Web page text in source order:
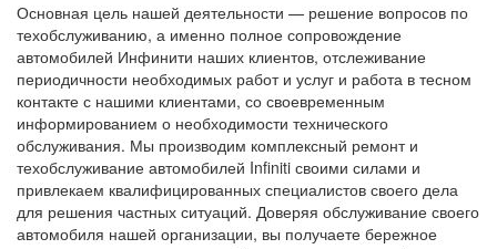
Основная цель нашей деятельности — решение вопросов по
техобслуживанию, а именно полное сопровождение
автомобилей Инфинити наших клиентов, отслеживание
периодичности необходимых работ и услуг и работа в тесном
контакте с нашими клиентами, со своевременным
информированием о необходимости технического
обслуживания. Мы производим комплексный ремонт и
техобслуживание автомобилей Infiniti своими силами и
привлекаем квалифицированных специалистов своего дела
для решения частных ситуаций. Доверяя обслуживание своего
автомобиля нашей организации, вы получаете бережное